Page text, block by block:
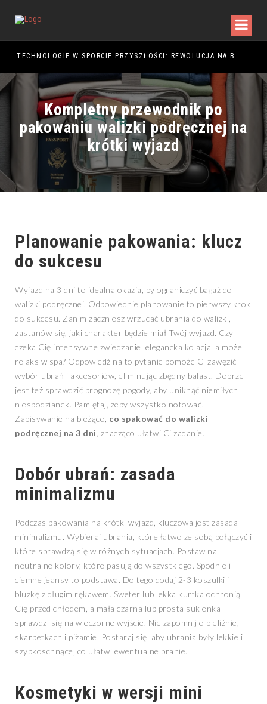
TECHNOLOGIE W SPORCIE PRZYSZŁOŚCI: REWOLUCJA NA BOISKU
Kompletny przewodnik po
pakowaniu walizki podręcznej na
krótki wyjazd
Planowanie pakowania: klucz
do sukcesu
Wyjazd na 3 dni to idealna okazja, by ograniczyć bagaż do
walizki podręcznej. Odpowiednie planowanie to pierwszy krok
do sukcesu. Zanim zaczniesz wrzucać ubrania do walizki,
zastanów się, jaki charakter będzie miał Twój wyjazd. Czy
czeka Cię intensywne zwiedzanie, elegancka kolacja, a może
relaks w spa? Odpowiedź na to pytanie pomoże Ci zawęzić
wybór ubrań i akcesoriów, eliminując zbędny balast. Dobrze
jest też sprawdzić prognozę pogody, aby uniknąć niemiłych
niespodzianek. Pamiętaj, żeby wszystko notować!
Zapisywanie na bieżąco, co spakować do walizki
podręcznej na 3 dni , znacząco ułatwi Ci zadanie.
Dobór ubrań: zasada
minimalizmu
Podczas pakowania na krótki wyjazd, kluczowa jest zasada
minimalizmu. Wybieraj ubrania, które łatwo ze sobą połączyć i
które sprawdzą się w różnych sytuacjach. Postaw na
neutralne kolory, które pasują do wszystkiego. Spodnie i
ciemne jeansy to podstawa. Do tego dodaj 2-3 koszulki i
bluzkę z długim rękawem. Sweter lub lekka kurtka ochronią
Cię przed chłodem, a mała czarna lub prosta sukienka
sprawdzi się na wieczorne wyjście. Nie zapomnij o bieliźnie,
skarpetkach i piżamie. Postaraj się, aby ubrania były lekkie i
szybkoschnące, co ułatwi ewentualne pranie.
Kosmetyki w wersji mini